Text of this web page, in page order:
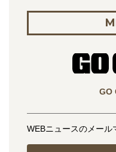
GO
WEBニュースのメール